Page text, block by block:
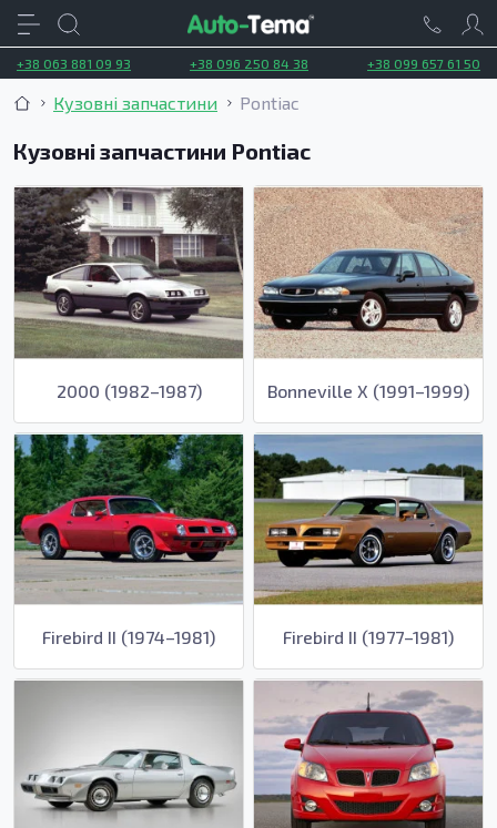
+38 063 881 09 93 +38 096 250 84 38 +38 099 657 61 50
Кузовні запчастини Pontiac
Кузовні запчастини Pontiac
2000 (1982–1987) Bonneville X (1991–1999)
Firebird II (1974–1981) Firebird II (1977–1981)